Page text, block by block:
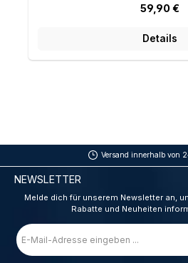
Regulärer
59,90 €
Details
Versand innerhalb von
NEWSLETTER
Melde dich für unserem Newsletter an,
Rabatte und Neuheiten
E-
Mail-
Adresse